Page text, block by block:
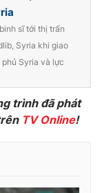
bằng AI
sĩ tới thị trấn
Syria khi giao
Syria và lực
trình đã phát
TV Online!